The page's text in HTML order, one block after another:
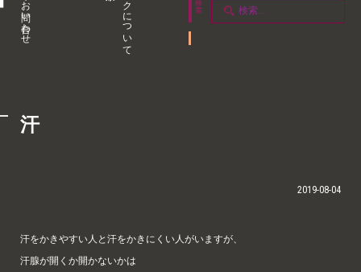
汗
2019-08-04
汗をかきやすい人と汗をかきにくい人がいますが、
汗腺が開くか開かないかは